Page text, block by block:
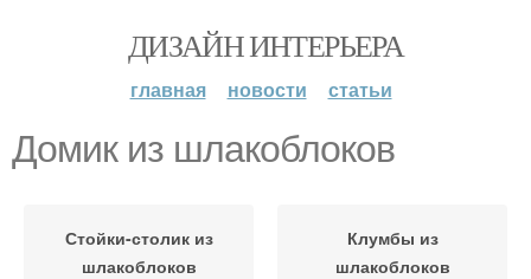
ДИЗАЙН ИНТЕРЬЕРА
главная новости статьи
Домик из шлакоблоков
Стойки-столик из
шлакоблоков
Клумбы из
шлакоблоков